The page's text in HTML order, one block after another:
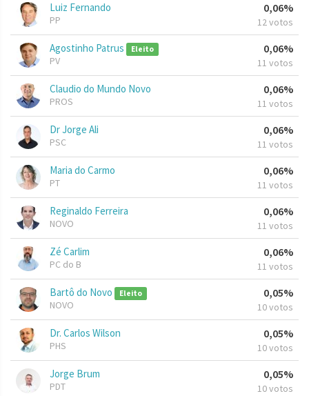
Luiz Fernando
PP
0,06%
12 votos
Agostinho Patrus Eleito
PV
0,06%
11 votos
Claudio do Mundo Novo
PROS
0,06%
11 votos
Dr Jorge Ali
PSC
0,06%
11 votos
Maria do Carmo
PT
0,06%
11 votos
Reginaldo Ferreira
NOVO
0,06%
11 votos
Zé Carlim
PC do B
0,06%
11 votos
Bartô do Novo Eleito
NOVO
0,05%
10 votos
Dr. Carlos Wilson
PHS
0,05%
10 votos
Jorge Brum
PDT
0,05%
10 votos